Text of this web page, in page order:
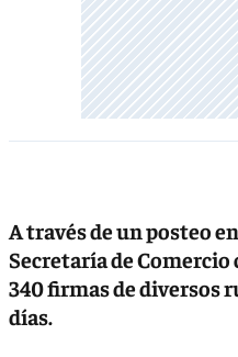
A través de un posteo
Secretaría de
340 firmas de diversos
días.